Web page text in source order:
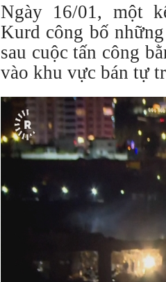
Ngày 16/01, một
Kurd công bố
sau cuộc tấn công
vào khu vực bán tự